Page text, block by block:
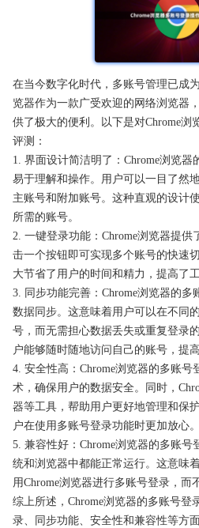
在当今数字化时代，多账号管理已成
览器作为一款广受欢迎的网络浏览器
供了极大的便利。以下是对Chrome浏
评测：
1. 界面设计简洁明了：Chrome浏览器
易于理解和操作。用户可以一目了然
主账号和附加账号。这种直观的设计
所需的账号。
2. 一键登录功能：Chrome浏览器提
击一个按钮即可实现多个账号的快速
大节省了用户的时间和精力，提高了工
3. 同步功能完善：Chrome浏览器的
数据同步。这意味着用户可以在不同
号，而无需担心数据丢失或重复登录
户能够随时随地访问自己的账号，提
4. 安全性高：Chrome浏览器的多账
术，确保用户的数据安全。同时，
器等工具，帮助用户更好地管理和保
户在使用多账号登录功能时更加放心。
5. 兼容性好：Chrome浏览器的多账
统和浏览器中都能正常运行。这意味
用Chrome浏览器进行多账号登录，而
综上所述，Chrome浏览器的多账号登
录、同步功能、安全性和兼容性等方